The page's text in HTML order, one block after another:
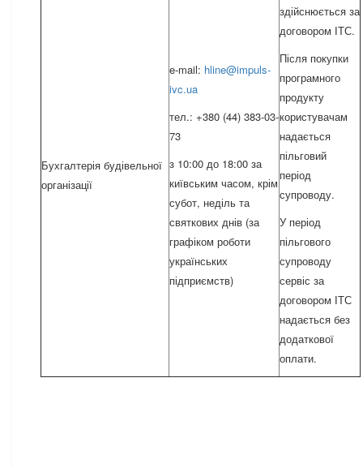
Бухгалтерія будівельної
організації
e-mail: hline@impuls-
ivc.ua
тел.: +380 (44) 383-03-
73
з 10:00 до 18:00 за
київським часом, крім
субот, неділь та
святкових днів (за
графіком роботи
українських
підприємств)
здійснюється за
договором ІТС.
Після покупки
програмного
продукту
користувачам
надається
пільговий
період
супроводу.
У період
пільгового
супроводу
сервіс за
договором ІТС
надається без
додаткової
оплати.